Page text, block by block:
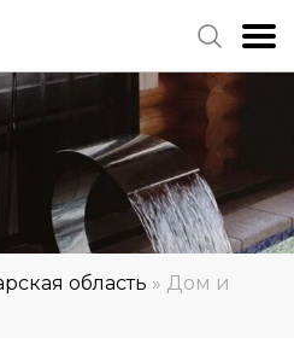
область » Дом и